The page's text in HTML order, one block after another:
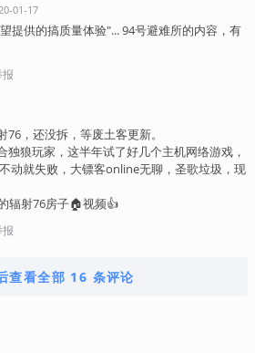
01-17
提供的搞质量体验"... 94号避难所的内容，有
，还没拆，等废土客更新。
独狼玩家，这半年试了好几个主机网络游戏，
动就失败，大镖客online无聊，圣歌垃圾，现
辐射76房子🏠视频👍
查看全部 16 条评论